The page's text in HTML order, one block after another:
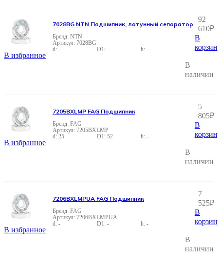
В избранное
7028BG
-
- -
NTN
7028BG NTN Подшипник, латунный сепаратор
92
610₽
В
В
наличии
В избранное
7205BXLMP
25
52 -
FAG
7205BXLMP FAG Подшипник
5
805₽
В
В
наличии
В избранное
7206BXLMPUA
-
- -
FAG
7206BXLMPUA FAG Подшипник
7
525₽
В
В
наличии